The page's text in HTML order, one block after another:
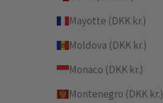
Mayotte (DKK kr.)
Moldova (DKK kr.)
Monaco (DKK kr.)
Montenegro (DKK kr.)